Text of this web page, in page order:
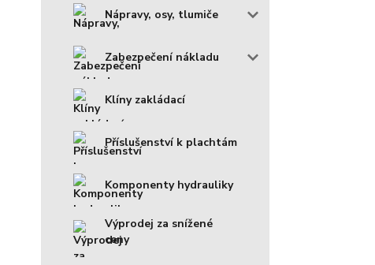
Nápravy, osy, tlumiče
Zabezpečení nákladu
Klíny zakládací
Příslušenství k plachtám
Komponenty hydrauliky
Výprodej za snížené
ceny